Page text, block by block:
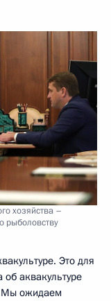
хозяйства –
рыболовству
Это для
об аквакультуре
Мы ожидаем